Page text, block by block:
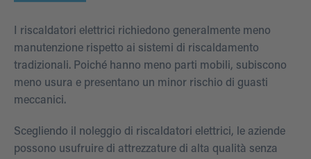
I riscaldatori elettrici richiedono generalmente meno
manutenzione rispetto ai sistemi di riscaldamento
tradizionali. Poiché hanno meno parti mobili, subiscono
meno usura e presentano un minor rischio di guasti
meccanici.
Scegliendo il noleggio di riscaldatori elettrici, le aziende
possono usufruire di attrezzature di alta qualità senza